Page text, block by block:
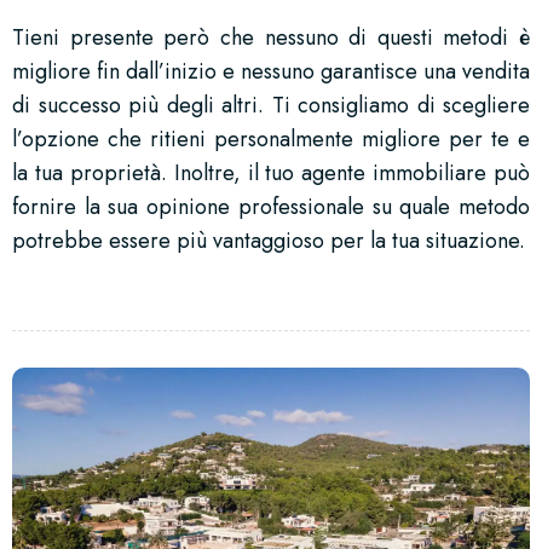
Tieni presente però che nessuno di questi metodi è
migliore fin dall’inizio e nessuno garantisce una vendita
di successo più degli altri. Ti consigliamo di scegliere
l’opzione che ritieni personalmente migliore per te e
la tua proprietà. Inoltre, il tuo agente immobiliare può
fornire la sua opinione professionale su quale metodo
potrebbe essere più vantaggioso per la tua situazione.